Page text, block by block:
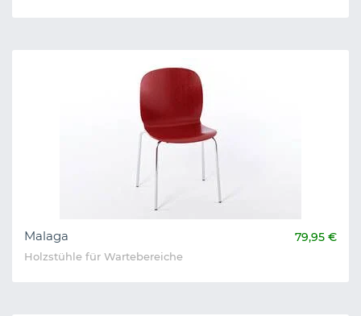
Malaga 79,95 €
Holzstühle für Wartebereiche